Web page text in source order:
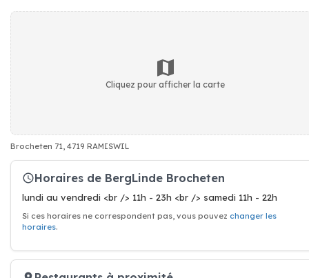
Cliquez pour afficher la carte
Brocheten 71, 4719 RAMISWIL
Horaires de BergLinde Brocheten
lundi au vendredi <br /> 11h - 23h <br /> samedi 11h - 22h
Si ces horaires ne correspondent pas, vous pouvez changer les
horaires.